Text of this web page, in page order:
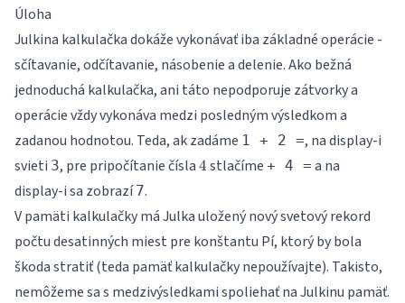
Úloha
Julkina kalkulačka dokáže vykonávať iba základné operácie -
sčítavanie, odčítavanie, násobenie a delenie. Ako bežná
jednoduchá kalkulačka, ani táto nepodporuje zátvorky a
operácie vždy vykonáva medzi posledným výsledkom a
zadanou hodnotou. Teda, ak zadáme 1 + 2 =, na display-i
svieti 3, pre pripočítanie čísla 4
4 stlačíme + 4 = a na
display-i sa zobrazí7.
V pamäti kalkulačky má Julka uložený nový svetový rekord
počtu desatinných miest pre konštantu Pí, ktorý by bola
škoda stratiť (teda pamäť kalkulačky nepoužívajte). Takisto,
nemôžeme sa s medzivýsledkami spoliehať na Julkinu pamäť.